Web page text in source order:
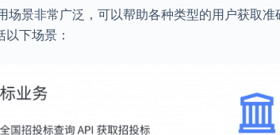
场景非常广泛，可以帮助各种类型的用户获取
下场景：